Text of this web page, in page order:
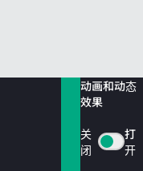
动画和动态
效果
关
闭
打
开